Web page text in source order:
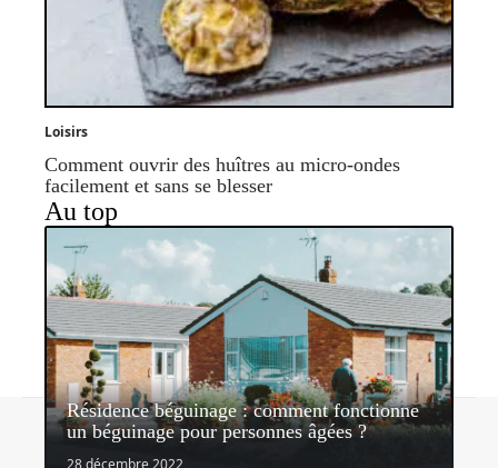
Loisirs
Comment ouvrir des huîtres au micro-ondes
facilement et sans se blesser
Au top
Résidence béguinage : comment fonctionne
un béguinage pour personnes âgées ?
© 2026 | mondelibre.org
Contact Mentions légales Sitemap